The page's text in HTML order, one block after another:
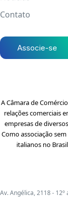
Contato
Associe-se
A Câmara de
relações comerciais
empresas de
Como associação
italianos no
Av. Angélica, 2118 - 12º